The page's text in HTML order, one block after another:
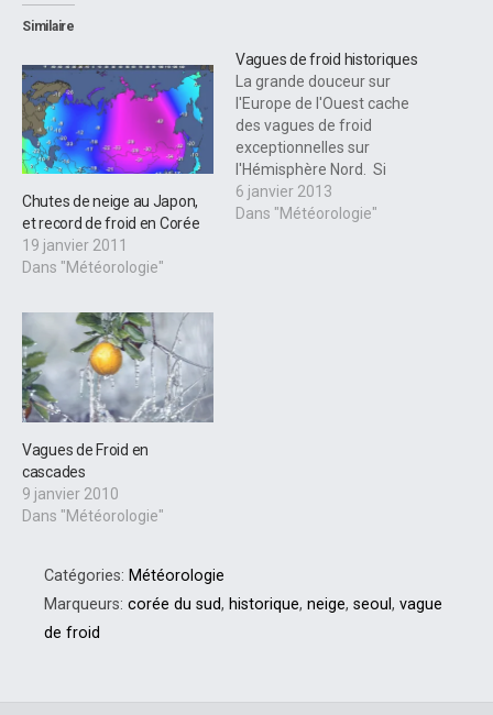
Similaire
Chutes de neige au Japon,
et record de froid en Corée
19 janvier 2011
Dans "Météorologie"
Vagues de froid historiques
La grande douceur sur
l'Europe de l'Ouest cache
des vagues de froid
exceptionnelles sur
l'Hémisphère Nord. Si
l'hiver est aux abonnés
absents sur l'Europe de
6 janvier 2013
Dans "Météorologie"
Vagues de Froid en
cascades
9 janvier 2010
Dans "Météorologie"
Catégories: Météorologie
Marqueurs: corée du sud, historique, neige, seoul , vague
de froid